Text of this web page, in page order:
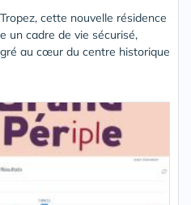
cette nouvelle résidence
un cadre de vie sécurisé,
au cœur du centre historique